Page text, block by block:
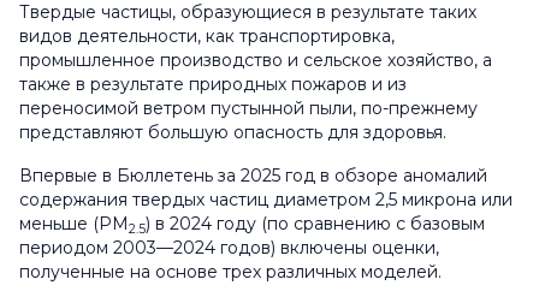
Твердые частицы, образующиеся в результате таких
видов деятельности, как транспортировка,
промышленное производство и сельское хозяйство, а
также в результате природных пожаров и из
переносимой ветром пустынной пыли, по-прежнему
представляют большую опасность для здоровья.
Впервые в Бюллетень за 2025 год в обзоре аномалий
содержания твердых частиц диаметром 2,5 микрона или
меньше (PM 2.5) в 2024 году (по сравнению с базовым
периодом 2003—2024 годов) включены оценки,
полученные на основе трех различных моделей.